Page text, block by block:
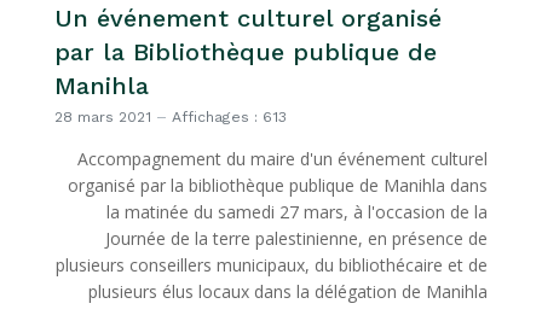
Un événement culturel organisé
par la Bibliothèque publique de
Manihla
28 mars 2021 Affichages : 613
Accompagnement du maire d'un événement culturel
organisé par la bibliothèque publique de Manihla dans
la matinée du samedi 27 mars, à l'occasion de la
Journée de la terre palestinienne, en présence de
plusieurs conseillers municipaux, du bibliothécaire et de
plusieurs élus locaux dans la délégation de Manihla